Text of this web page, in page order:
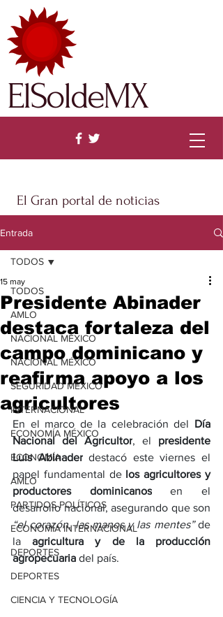
El Gran portal de noticias
ElSoldeMX
Entrada
TODOS
AMLO
NACIONAL MÉXICO
NACIONAL MÉXICO
SEGURIDAD MÉXICO
INTERNACIONAL
ECONOMÍA MÉXICO
ECONOMÍA
AMLO
PARTIDOS POLÍTICOS
ECONOMÍA INTERNACIONAL
DEPORTES
DEPORTES
CIENCIA Y TECNOLOGÍA
TODOS
Presidente Abinader
destaca fortaleza del
campo dominicano y
reafirma apoyo a los
agricultores
15 may
En el marco de la celebración del Día
Nacional del Agricultor, el presidente
Luis Abinader destacó este viernes el
papel fundamental de los agricultores y
productores dominicanos en el
“el corazón, las manos y las mentes” de
la agricultura y de la producción
agropecuaria del país.